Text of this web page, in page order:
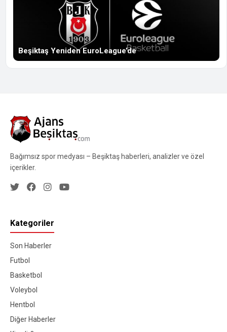
Beşiktaş Yeniden EuroLeague’de
Bağımsız spor medyası – Beşiktaş haberleri, analizler ve özel
içerikler.
Kategoriler
Son Haberler
Futbol
Basketbol
Voleybol
Hentbol
Diğer Haberler